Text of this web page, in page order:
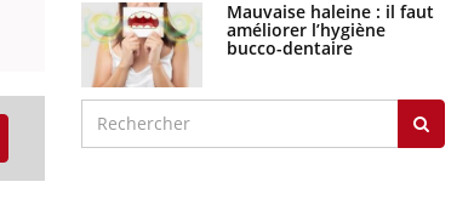
Mauvaise haleine : il faut
améliorer l’hygiène
bucco-dentaire